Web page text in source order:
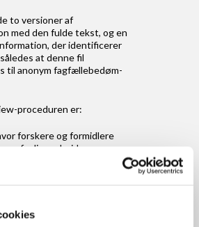
Tech
to versioner af
med den fulde tekst, og en
der identificerer
at denne fil
til anonym fagfællebedøm­
proceduren er:
forskere og formidlere
faglige arbejde.
og upartisk bedømmelse
på indsendte
høj faglig og